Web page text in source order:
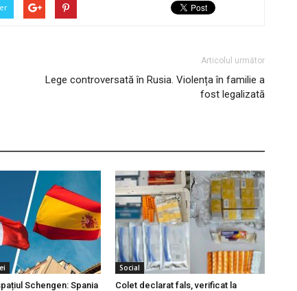
Articolul următor
Lege controversată în Rusia. Violența în familie a
fost legalizată
Schengen: Spania
Social
Colet declarat fals, verificat la